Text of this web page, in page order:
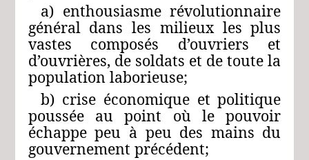
a) enthousiasme révolutionnaire
général dans les milieux les plus
vastes composés d’ouvriers et
d’ouvrières, de soldats et de toute la
population laborieuse;
b) crise économique et politique
poussée au point où le pouvoir
échappe peu à peu des mains du
gouvernement précédent;